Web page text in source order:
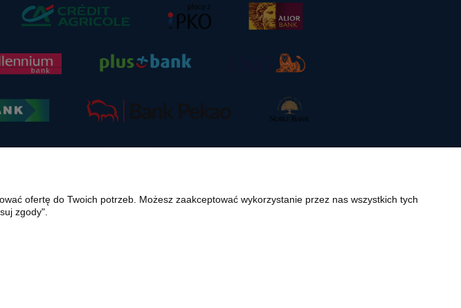
własność intelektualną polmasz.pl. Jakiekolwiek zwielokrotnianie, w tym kopiowanie, korzystanie lub
z zastrzeżeniem korzystania o charakterze niekomercyjnym dla użytku osobistego, ze wskazaniem źródła. Nazwy
sprzętu, są zastrzeżonymi znakami towarowymi odpowiednich producentów oryginalnego sprzętu. Wszystkie
ofertę do Twoich potrzeb. Możesz zaakceptować wykorzystanie przez nas wszystkich tych
zgody".